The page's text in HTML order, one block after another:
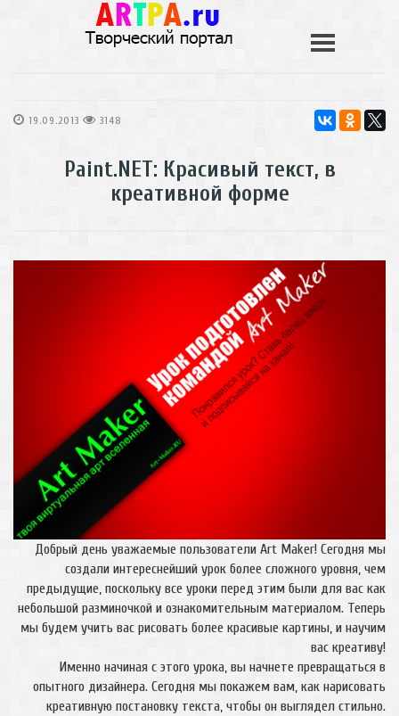
19.09.2013 3148
Paint.NET: Красивый текст, в
креативной форме
Добрый день уважаемые пользователи Art Maker! Сегодня мы
создали интереснейший урок более сложного уровня, чем
предыдущие, поскольку все уроки перед этим были для вас как
небольшой разминочкой и ознакомительным материалом. Теперь
мы будем учить вас рисовать более красивые картины, и научим
вас креативу!
Именно начиная с этого урока, вы начнете превращаться в
опытного дизайнера. Сегодня мы покажем вам, как нарисовать
креативную постановку текста, чтобы он выглядел стильно.